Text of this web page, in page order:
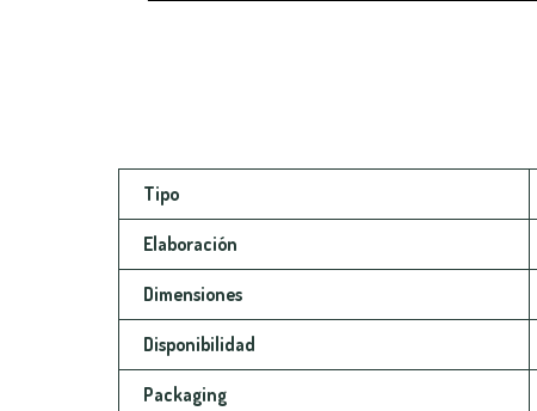
Tipo
Elaboración
Dimensiones
Disponibilidad
Packaging